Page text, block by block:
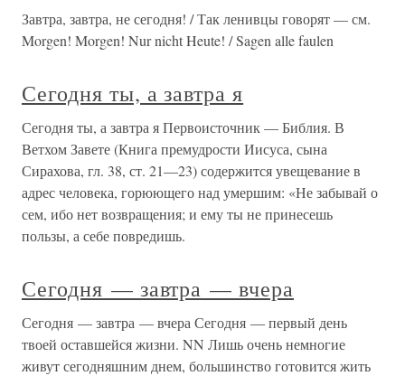
Завтра, завтра, не сегодня! / Так ленивцы говорят — см.
Morgen! Morgen! Nur nicht Heute! / Sagen alle faulen
Сегодня ты, а завтра я
Сегодня ты, а завтра я Первоисточник — Библия. В
Ветхом Завете (Книга премудрости Иисуса, сына
Сирахова, гл. 38, ст. 21—23) содержится увещевание в
адрес человека, горюющего над умершим: «Не забывай о
сем, ибо нет возвращения; и ему ты не принесешь
пользы, а себе повредишь.
Сегодня — завтра — вчера
Сегодня — завтра — вчера Сегодня — первый день
твоей оставшейся жизни. NN Лишь очень немногие
живут сегодняшним днем, большинство готовится жить